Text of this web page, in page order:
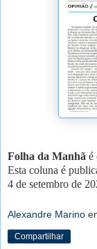
Folha da Manhã é
Esta coluna é
4 de setembro de
Alexandre Marino
Compartilhar